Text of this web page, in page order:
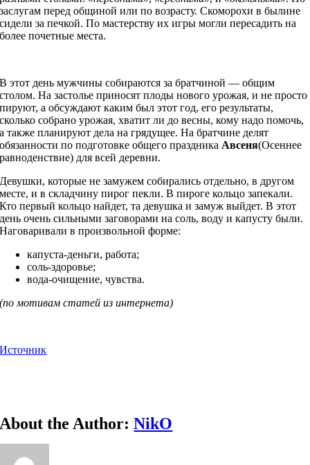
заслугам перед общиной или по возрасту. Скоморохи в былине
сидели за печкой. По мастерству их игры могли пересадить на
более почетные места.
В этот день мужчины собираются за братчиной — общим
столом. На застолье приносят плоды нового урожая, и не просто
пируют, а обсуждают каким был этот год, его результаты,
сколько собрано урожая, хватит ли до весны, кому надо помочь,
а также планируют дела на грядущее. На братчине делят
обязанности по подготовке общего праздника Авсеня(Осеннее
равноденствие) для всей деревни.
Девушки, которые не замужем собирались отдельно, в другом
месте, и в складчину пирог пекли. В пироге кольцо запекали.
Кто первый кольцо найдет, та девушка и замуж выйдет. В этот
день очень сильными заговорами на соль, воду и капусту были.
Наговаривали в произвольной форме:
капуста-деньги, работа;
соль-здоровье;
вода-очищение, чувства.
(по мотивам статей из интернета)
Источник
About the Author:NikO